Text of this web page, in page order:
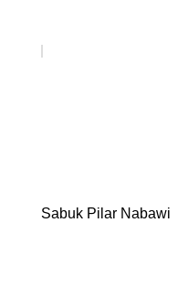
Sabuk Pilar Nabawi